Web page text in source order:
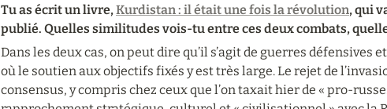
Tu as écrit un livre, Kurdistan : il était une fois la révolution, qui
publié. Quelles similitudes vois-tu entre ces deux combats,
Dans les deux cas, on peut dire qu’il s’agit de guerres défensives
où le soutien aux objectifs fixés y est très large. Le rejet de
consensus, y compris chez ceux que l’on taxait hier de « pro-